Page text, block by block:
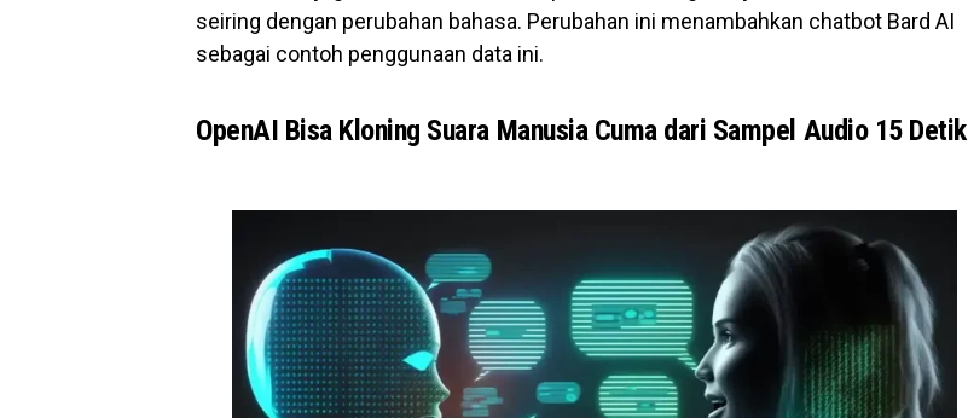
seiring dengan perubahan bahasa. Perubahan ini menambahkan chatbot Bard AI
sebagai contoh penggunaan data ini.
OpenAI Bisa Kloning Suara Manusia Cuma dari Sampel Audio 15 Detik